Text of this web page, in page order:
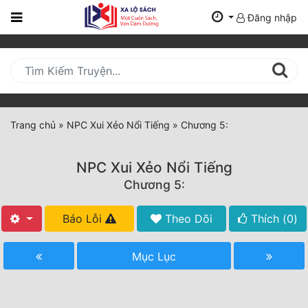
Trang
Mới
Cập
Nhật
(current)
Tất Cả
Đăng nhập
Trang chủ » NPC Xui Xẻo Nổi Tiếng » Chương 5:
NPC Xui Xẻo Nổi Tiếng
Chương 5:
Báo Lỗi Theo Dõi Thích (0)
Mục Lục